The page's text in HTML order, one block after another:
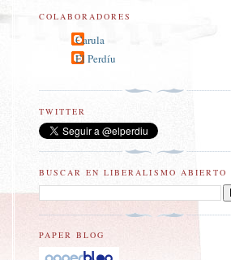
COLABORADORES
Carula
El Perdíu
TWITTER
BUSCAR EN LIBERALISMO ABIERTO
PAPER BLOG